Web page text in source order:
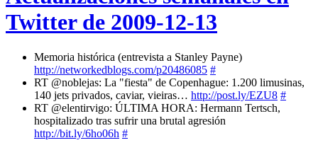
Twitter de 2009-12-13
Memoria histórica (entrevista a Stanley Payne)
http://networkedblogs.com/p20486085 #
RT @noblejas: La "fiesta" de Copenhague: 1.200 limusinas,
140 jets privados, caviar, vieiras… http://post.ly/EZU8 #
RT @elentirvigo: ÚLTIMA HORA: Hermann Tertsch,
hospitalizado tras sufrir una brutal agresión
http://bit.ly/6ho06h #